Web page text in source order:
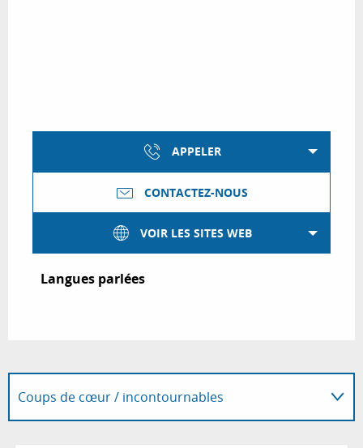
APPELER
CONTACTEZ-NOUS
VOIR LES SITES WEB
Langues parlées
Langues parlées
Coups de cœur / incontournables
A dans son périmètre...